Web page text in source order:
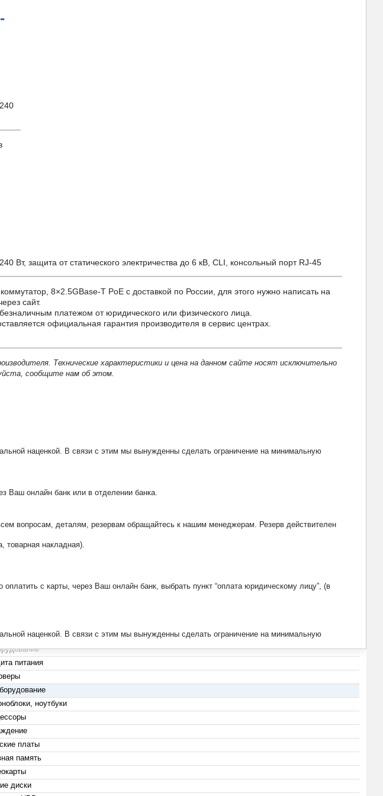
защита от статического электричества до 6 кВ, CLI, консольный порт RJ-45
8×2.5GBase-T PoE с доставкой по России, для этого нужно написать на
сайт.
платежом от юридического или физического лица.
официальная гарантия производителя в сервис центрах.
Технические характеристики и цена на данном сайте носят исключительно
сообщите нам об этом.
наценкой. В связи с этим мы вынужденны сделать ограничение на минимальную
Ваш онлайн банк или в отделении банка.
вопросам, деталям, резервам обращайтесь к нашим менеджерам. Резерв действителен
товарная накладная).
с карты, через Ваш онлайн банк, выбрать пункт “оплата юридическому лицу”, (в
наценкой. В связи с этим мы вынужденны сделать ограничение на минимальную
13-47
питания
ноутбуки
платы
память
диски